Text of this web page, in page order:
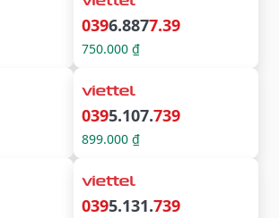
0396.8877.39
750.000 ₫
0395.107.739
899.000 ₫
0395.131.739